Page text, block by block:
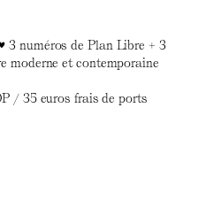
3 numéros de Plan Libre + 3
moderne et contemporaine
/ 35 euros frais de ports